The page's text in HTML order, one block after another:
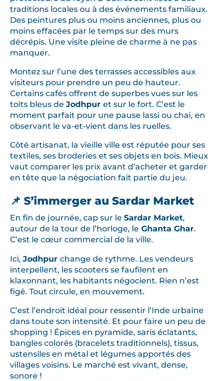
traditions locales ou à des événements familiaux.
Des peintures plus ou moins anciennes, plus ou
moins effacées par le temps sur des murs
décrépis. Une visite pleine de charme à ne pas
manquer.
Montez sur l’une des terrasses accessibles aux
visiteurs pour prendre un peu de hauteur.
Certains cafés offrent de superbes vues sur les
toits bleus de Jodhpur et sur le fort. C’est le
moment parfait pour une pause lassi ou chai, en
observant le va-et-vient dans les ruelles.
Côté artisanat, la vieille ville est réputée pour ses
textiles, ses broderies et ses objets en bois. Mieux
vaut comparer les prix avant d’acheter et garder
en tête que la négociation fait partie du jeu.
📌 S’immerger au Sardar Market
En fin de journée, cap sur le Sardar Market,
autour de la tour de l’horloge, le Ghanta Ghar.
C’est le cœur commercial de la ville.
Ici, Jodhpur change de rythme. Les vendeurs
interpellent, les scooters se faufilent en
klaxonnant, les habitants négocient. Rien n’est
figé. Tout circule, en mouvement.
C’est l’endroit idéal pour ressentir l’Inde urbaine
dans toute son intensité. Et pour faire un peu de
shopping ! Épices en pyramide, saris éclatants,
bangles colorés (bracelets traditionnels), tissus,
ustensiles en métal et légumes apportés des
villages voisins. Le marché est vivant, dense,
sonore !